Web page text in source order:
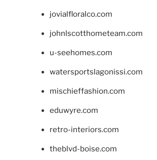
jovialfloralco.com
johnlscotthometeam.com
u-seehomes.com
watersportslagonissi.com
mischieffashion.com
eduwyre.com
retro-interiors.com
theblvd-boise.com